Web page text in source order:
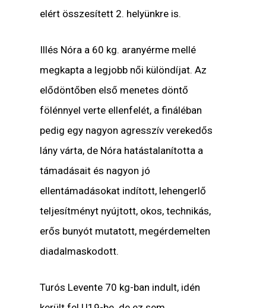
elért összesített 2. helyünkre is.
Illés Nóra a 60 kg. aranyérme mellé
megkapta a legjobb női különdíjat. Az
elődöntőben első menetes döntő
fölénnyel verte ellenfelét, a fináléban
pedig egy nagyon agresszív verekedős
lány várta, de Nóra hatástalanította a
támadásait és nagyon jó
ellentámadásokat indított, lehengerlő
teljesítményt nyújtott, okos, technikás,
erős bunyót mutatott, megérdemelten
diadalmaskodott.
Turós Levente 70 kg-ban indult, idén